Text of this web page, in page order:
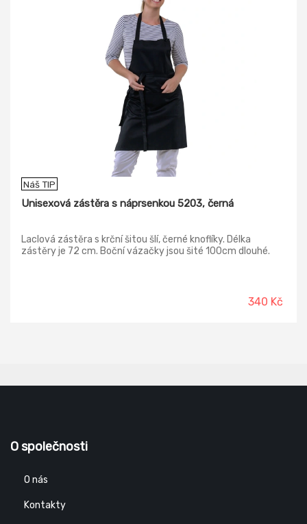
Náš TIP
Unisexová zástěra s náprsenkou 5203, černá
Laclová zástěra s krční šitou šlí, černé knoflíky. Délka
zástěry je 72 cm. Boční vázačky jsou šité 100cm dlouhé.
340 Kč
O společnosti
O nás
Kontakty